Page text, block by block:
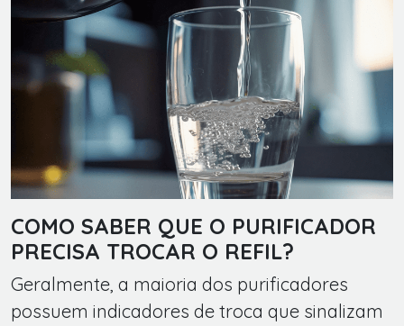
COMO SABER QUE O PURIFICADOR
PRECISA TROCAR O REFIL?
Geralmente, a maioria dos purificadores
possuem indicadores de troca que sinalizam